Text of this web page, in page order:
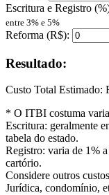
Escritura e Registro
entre 3% e 5%
Reforma (R$):
Resultado:
Custo Total Estimado:
* O ITBI costuma
Escritura: geralmente
tabela do estado.
Registro: varia de 1%
cartório.
Considere outros
Jurídica, condomínio,